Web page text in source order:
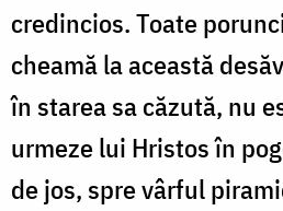
credincios. Toate
cheamă la această
în starea sa căzută, nu
urmeze lui Hristos în
de jos, spre vârful